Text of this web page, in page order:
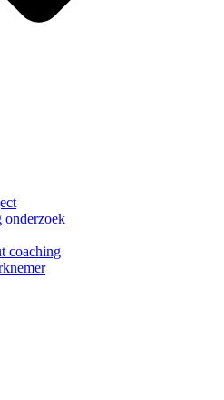
onderzoek
coaching